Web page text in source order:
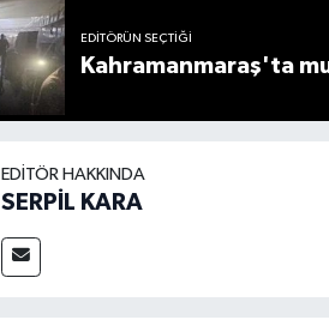
EDITÖRÜN SEÇTIĞI
Kahramanmaraş'ta
EDITÖR HAKKINDA
SERPİL KARA